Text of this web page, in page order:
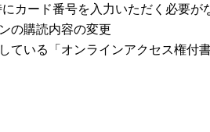
カード番号を入力いただく必要が
の購読内容の変更
ている「オンラインアクセス権付